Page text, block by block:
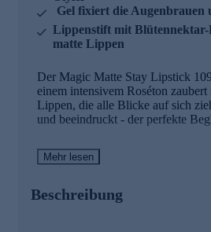
Gel fixiert die Augenbrauen
Lippenstift mit
matte Lippen
Der Magic Matte Stay Lipstick
einem intensivem Roséton
Lippen, die alle Blicke auf sich
und beeindruckt - der perfekte
Magic Matte Stay Lipstick
Blütennektar-Extrakt
Mehr lesen
Beschreibung